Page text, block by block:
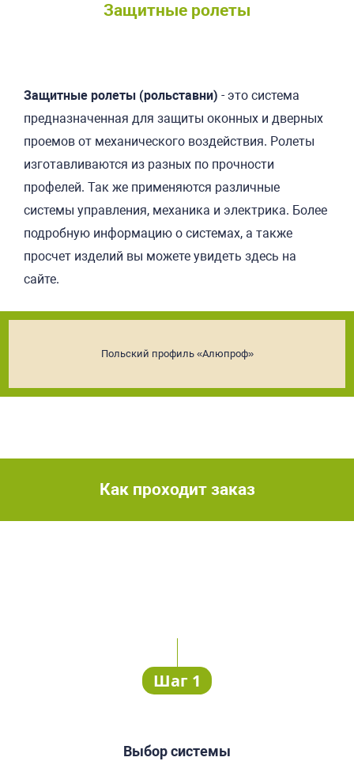
Защитные ролеты
Подробнее
Защитные ролеты (рольставни) - это система
предназначенная для защиты оконных и дверных
проемов от механического воздействия. Ролеты
изготавливаются из разных по прочности
профелей. Так же применяются различные
системы управления, механика и электрика. Более
подробную информацию о системах, а также
просчет изделий вы можете увидеть здесь на
сайте.
Польский профиль «Алюпроф»
Как проходит заказ
Шаг 1
Выбор системы